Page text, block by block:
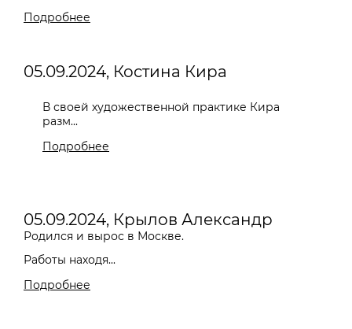
Подробнее
05.09.2024, Костина Кира
В своей художественной практике Кира
разм...
Подробнее
05.09.2024, Крылов Александр
Родился и вырос в Москве.
Работы находя...
Подробнее